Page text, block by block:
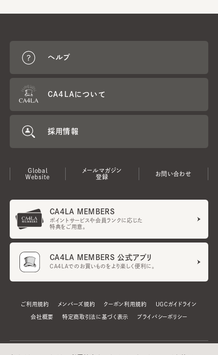
ヘルプ
CA4LAについて
採用情報
Global
Website
メールマガジン
登録
お問い合わせ
CA4LA MEMBERS
ポイントサービスや会員ランクに応じた
特典をご用意。
CA4LA MEMBERS 公式アプリ
CA4LAでのお買いものをより楽しく便利に。
ご利用規約 メンバーズ規約 クーポン利用規約 UGCガイドライン
会社概要 特定商取引法に基づく表示 プライバシーポリシー